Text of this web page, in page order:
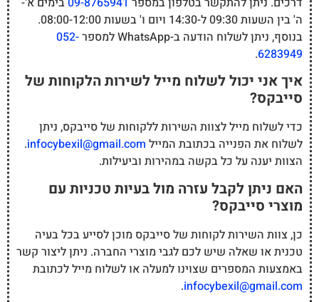
ה' בין השעות 09:30 ל-14:30 ויום ו' בשעות 08:00-12:00.
בנוסף, ניתן לשלוח הודעה ב-WhatsApp למספר
052-
6283949
.
איך אני יכול לשלוח מייל לשירות הלקוחות של
סייבקס?
כדי לשלוח מייל לצוות השירות ללקוחות של סייבקס, ניתן
לשלוח את הפנייה בכתובת המייל infocybexil@gmail.com
.
הצוות יענה על כל בקשה במהירות וביעילות.
האם ניתן לקבל עזרה מול בעיות טכניות עם
מוצרי סייבקס?
כן, צוות השירות לקוחות של סייבקס מוכן לסייע בכל בעיה
טכנית או שאלה שיש לכם לגבי מוצרי החברה. ניתן ליצור קשר
באמצעות המספרים שצוינו למעלה או לשלוח מייל לכתובת
infocybexil@gmail.com
.